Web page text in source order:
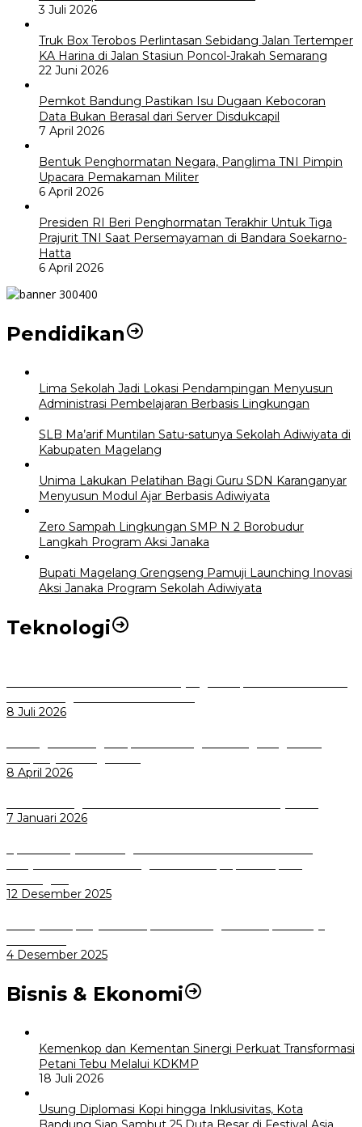
3 Juli 2026
Truk Box Terobos Perlintasan Sebidang Jalan Tertemper
KA Harina di Jalan Stasiun Poncol-Jrakah Semarang
22 Juni 2026
Pemkot Bandung Pastikan Isu Dugaan Kebocoran
Data Bukan Berasal dari Server Disdukcapil
7 April 2026
Bentuk Penghormatan Negara, Panglima TNI Pimpin
Upacara Pemakaman Militer
6 April 2026
Presiden RI Beri Penghormatan Terakhir Untuk Tiga
Prajurit TNI Saat Persemayaman di Bandara Soekarno-
Hatta
6 April 2026
Pendidikan
Lima Sekolah Jadi Lokasi Pendampingan Menyusun
Administrasi Pembelajaran Berbasis Lingkungan
SLB Ma’arif Muntilan Satu-satunya Sekolah Adiwiyata di
Kabupaten Magelang
Unima Lakukan Pelatihan Bagi Guru SDN Karanganyar
Menyusun Modul Ajar Berbasis Adiwiyata
Zero Sampah Lingkungan SMP N 2 Borobudur
Langkah Program Aksi Janaka
Bupati Magelang Grengseng Pamuji Launching Inovasi
Aksi Janaka Program Sekolah Adiwiyata
Teknologi
8 Juli 2026
8 April 2026
7 Januari 2026
12 Desember 2025
4 Desember 2025
Bisnis & Ekonomi
Kemenkop dan Kementan Sinergi Perkuat Transformasi
Petani Tebu Melalui KDKMP
18 Juli 2026
Usung Diplomasi Kopi hingga Inklusivitas, Kota